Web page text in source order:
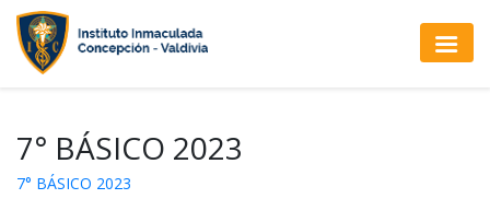
7° BÁSICO 2023
7° BÁSICO 2023